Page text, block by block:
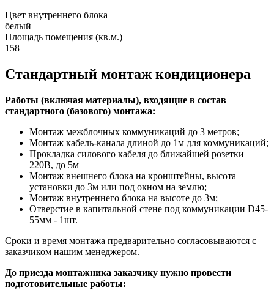
Цвет внутреннего блока
белый
Площадь помещения (кв.м.)
158
Стандартный монтаж кондиционера
Работы (включая материалы), входящие в состав
стандартного (базового) монтажа:
Монтаж межблочных коммуникаций до 3 метров;
Монтаж кабель-канала длиной до 1м для коммуникаций;
Прокладка силового кабеля до ближайшей розетки
220В, до 5м
Монтаж внешнего блока на кронштейны, высота
установки до 3м или под окном на землю;
Монтаж внутреннего блока на высоте до 3м;
Отверстие в капитальной стене под коммуникации D45-
55мм - 1шт.
Сроки и время монтажа предварительно согласовываются с
заказчиком нашим менеджером.
До приезда монтажника заказчику нужно провести
подготовительные работы: